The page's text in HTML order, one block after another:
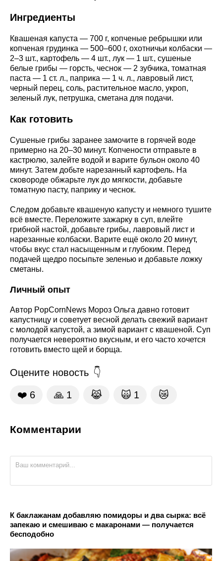
Ингредиенты
Квашеная капуста — 700 г, копченые ребрышки или
копченая грудинка — 500–600 г, охотничьи колбаски —
2–3 шт., картофель — 4 шт., лук — 1 шт., сушеные
белые грибы — горсть, чеснок — 2 зубчика, томатная
паста — 1 ст. л., паприка — 1 ч. л., лавровый лист,
черный перец, соль, растительное масло, укроп,
зеленый лук, петрушка, сметана для подачи.
Как готовить
Сушеные грибы заранее замочите в горячей воде
примерно на 20–30 минут. Копчености отправьте в
кастрюлю, залейте водой и варите бульон около 40
минут. Затем добьте нарезанный картофель. На
сковороде обжарьте лук до мягкости, добавьте
томатную пасту, паприку и чеснок.
Следом добавьте квашеную капусту и немного тушите
всё вместе. Переложите зажарку в суп, влейте
грибной настой, добавьте грибы, лавровый лист и
нарезанные колбаски. Варите ещё около 20 минут,
чтобы вкус стал насыщенным и глубоким. Перед
подачей щедро посыпьте зеленью и добавьте ложку
сметаны.
Личный опыт
Автор PopCornNews Мороз Ольга давно готовит
капустницу и советует весной делать свежий вариант
с молодой капустой, а зимой вариант с квашеной. Суп
получается невероятно вкусным, и его часто хочется
готовить вместо щей и борща.
Оцените новость
❤️ 6 🙏 1 😹 🙀 1 😿
Комментарии
К баклажанам добавляю помидоры и два сырка: всё
запекаю и смешиваю с макаронами — получается
бесподобно